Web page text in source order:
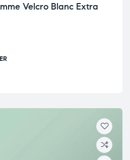
Velcro Blanc Extra